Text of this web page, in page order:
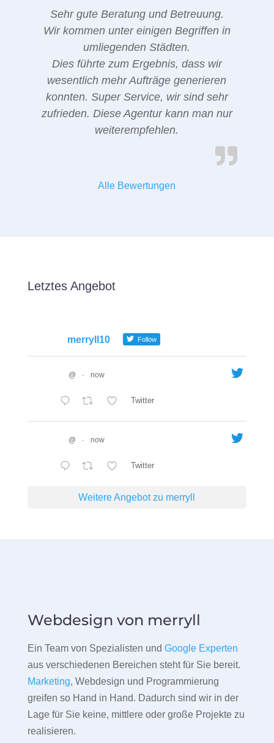
Sehr gute Beratung und Betreuung.
Wir kommen unter einigen Begriffen in
umliegenden Städten.
Dies führte zum Ergebnis, dass wir
wesentlich mehr Aufträge generieren
konnten. Super Service, wir sind sehr
zufrieden. Diese Agentur kann man nur
weiterempfehlen.
Alle Bewertungen
Letztes Angebot
merryll10 Follow
@ · now
Twitter
@ · now
Twitter
Weitere Angebot zu merryll
Webdesign von merryll
Ein Team von Spezialisten und Google Experten
aus verschiedenen Bereichen steht für Sie bereit.
Marketing, Webdesign und Programmierung
greifen so Hand in Hand. Dadurch sind wir in der
Lage für Sie keine, mittlere oder große Projekte zu
realisieren.